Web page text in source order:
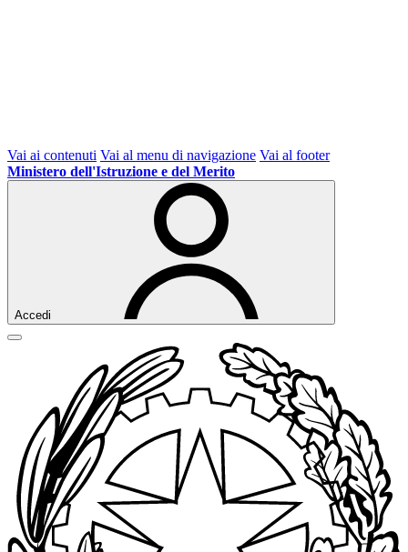
Vai ai contenuti Vai al menu di navigazione Vai al footer
Ministero dell'Istruzione e del Merito
Accedi